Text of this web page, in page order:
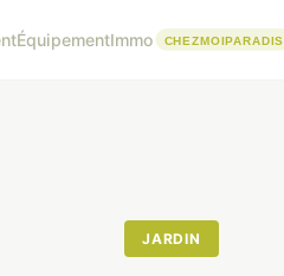
ÉquipementImmo
JARDIN